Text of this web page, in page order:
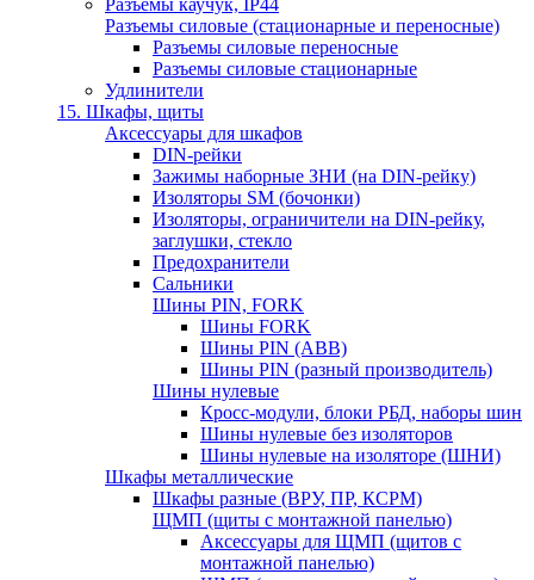
Разъемы каучук, IP44
Разъемы силовые (стационарные и переносные)
Разъемы силовые переносные
Разъемы силовые стационарные
Удлинители
15. Шкафы, щиты
Аксессуары для шкафов
DIN-рейки
Зажимы наборные ЗНИ (на DIN-рейку)
Изоляторы SM (бочонки)
Изоляторы, ограничители на DIN-рейку,
заглушки, стекло
Предохранители
Сальники
Шины PIN, FORK
Шины FORK
Шины PIN (АВВ)
Шины PIN (разный производитель)
Шины нулевые
Кросс-модули, блоки РБД, наборы шин
Шины нулевые без изоляторов
Шины нулевые на изоляторе (ШНИ)
Шкафы металлические
Шкафы разные (ВРУ, ПР, КСРМ)
ЩМП (щиты с монтажной панелью)
Аксессуары для ЩМП (щитов с
монтажной панелью)